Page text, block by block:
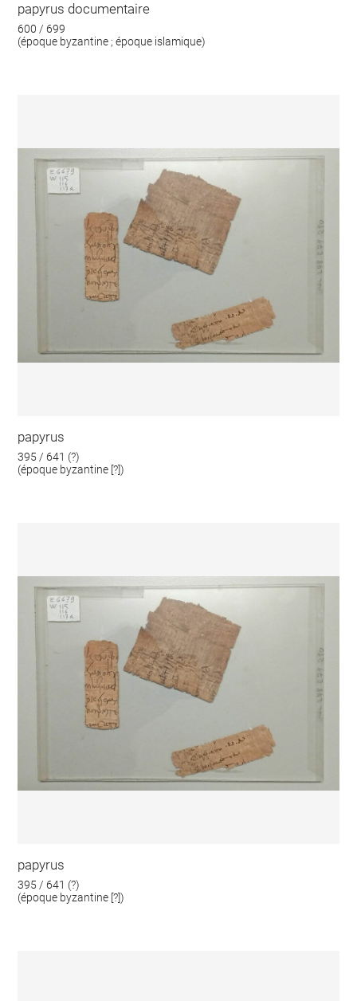
papyrus documentaire
600 / 699
(époque byzantine ; époque islamique)
papyrus
395 / 641 (?)
(époque byzantine [?])
papyrus
395 / 641 (?)
(époque byzantine [?])